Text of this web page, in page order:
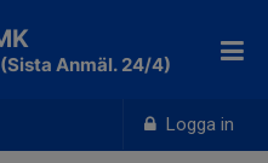
Logga in
Anmäl. 24/4)